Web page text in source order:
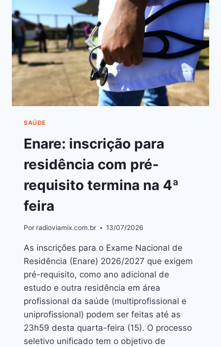
SAÚDE
Enare: inscrição para
residência com pré-
requisito termina na 4ª
feira
Por radioviamix.com.br 13/07/2026
As inscrições para o Exame Nacional de
Residência (Enare) 2026/2027 que exigem
pré-requisito, como ano adicional de
estudo e outra residência em área
profissional da saúde (multiprofissional e
uniprofissional) podem ser feitas até as
23h59 desta quarta-feira (15). O processo
seletivo unificado tem o objetivo de